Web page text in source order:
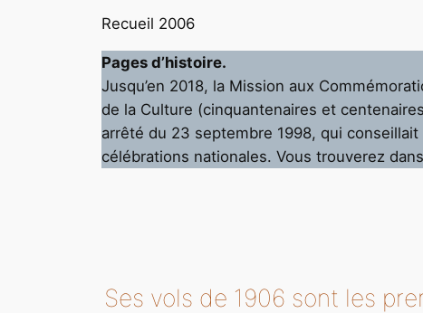
Recueil 2006
Pages d’histoire.
Jusqu’en 2018, la Mission aux
de la Culture (cinquantenaires et
arrêté du 23 septembre 1998, qui
célébrations nationales. Vous trouverez
Ses vols de 1906 sont les